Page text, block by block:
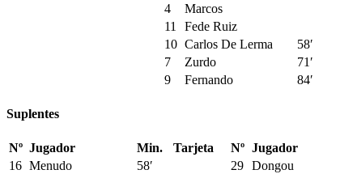
4
Marcos
11
Fede Ruiz
10 Carlos De Lerma 58′
7
Zurdo 71′
9
Fernando 84′
Suplentes
Nº Jugador Min. Tarjeta Nº Jugador
16 Menudo 58′ 29 Dongou